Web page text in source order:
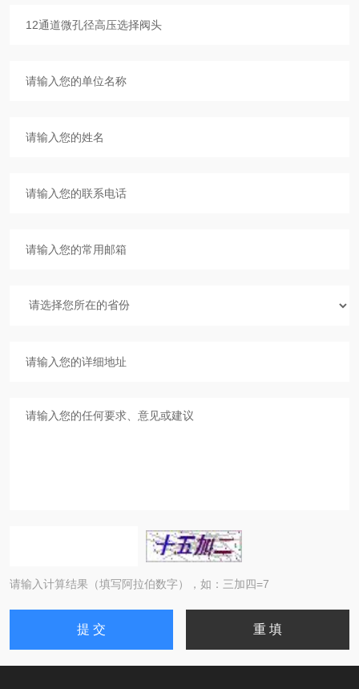
请输入计算结果（填写阿拉伯数字），如：三加四=7